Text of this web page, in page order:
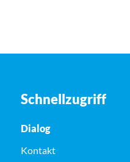
Schnellzugriff
Dialog
Kontakt